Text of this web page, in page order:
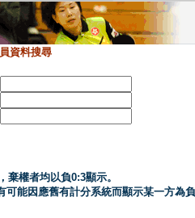
資料搜尋
棄權者均以負0:3顯示。
可能因應舊有計分系統而顯示某一方為